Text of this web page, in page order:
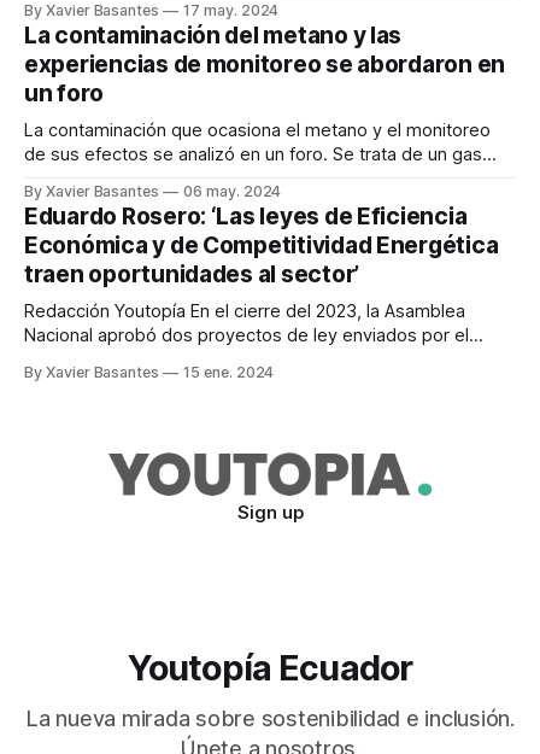
sector. Redacción Youtopía Si bien América Latina y el
Caribe contribuyen solo con el 8% de las emisiones
globales de CO2, su sector energético es
By Xavier Basantes 17 may. 2024
La contaminación del metano y las
experiencias de monitoreo se abordaron en
un foro
La contaminación que ocasiona el metano y el monitoreo
de sus efectos se analizó en un foro. Se trata de un gas
Redacción Youtopía El impacto del metano y las
experiencias de monitoreo se abordaron en un foro. Su
efecto es potente: cada molécula
By Xavier Basantes 06 may. 2024
Eduardo Rosero: ‘Las leyes de Eficiencia
Económica y de Competitividad Energética
traen oportunidades al sector’
Redacción Youtopía En el cierre del 2023, la Asamblea
Nacional aprobó dos proyectos de ley enviados por el
energético del país. Se trata de la Ley de Eficiencia
By Xavier Basantes 15 ene. 2024
Sign up
Youtopía Ecuador
La nueva mirada sobre sostenibilidad e inclusión.
Únete a nosotros.